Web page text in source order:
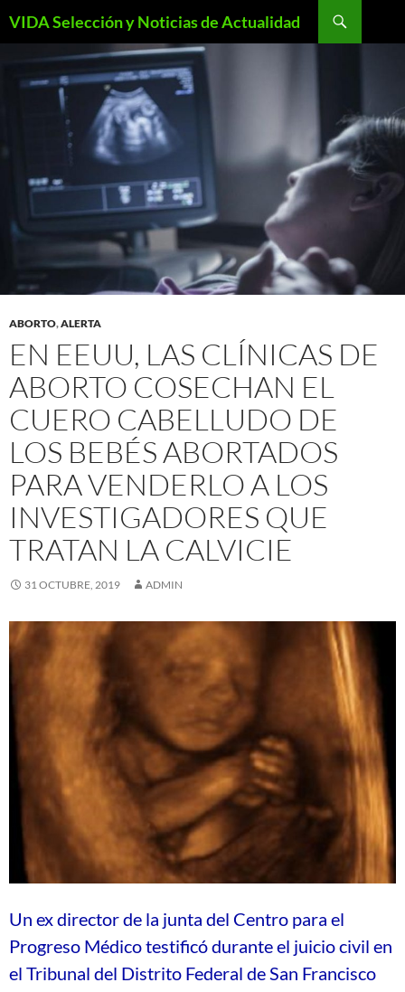
contenido
VIDA Selección y Noticias de Actualidad
ABORTO,ALERTA
EN EEUU, LAS CLÍNICAS DE
ABORTO COSECHAN EL
CUERO CABELLUDO DE
LOS BEBÉS ABORTADOS
PARA VENDERLO A LOS
INVESTIGADORES QUE
TRATAN LA CALVICIE
31 OCTUBRE, 2019 ADMIN
Un ex director de la junta del Centro para el
Progreso Médico testificó durante el juicio civil en
el Tribunal del Distrito Federal de San Francisco